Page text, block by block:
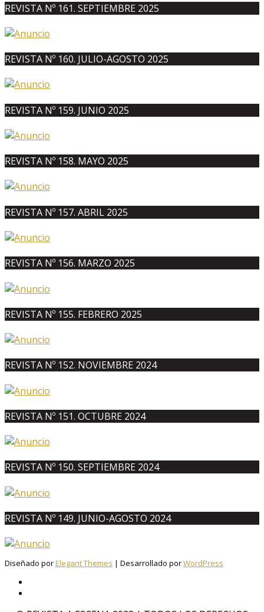
REVISTA Nº 161. SEPTIEMBRE 2025
REVISTA Nº 160. JULIO-AGOSTO 2025
REVISTA Nº 159. JUNIO 2025
REVISTA Nº 158. MAYO 2025
REVISTA Nº 157. ABRIL 2025
REVISTA Nº 156. MARZO 2025
REVISTA Nº 155. FEBRERO 2025
REVISTA Nº 152. NOVIEMBRE 2024
REVISTA Nº 151. OCTUBRE 2024
REVISTA Nº 150. SEPTIEMBRE 2024
REVISTA Nº 149. JUNIO-AGOSTO 2024
Diseñado porElegant Themes | Desarrollado porWordPress